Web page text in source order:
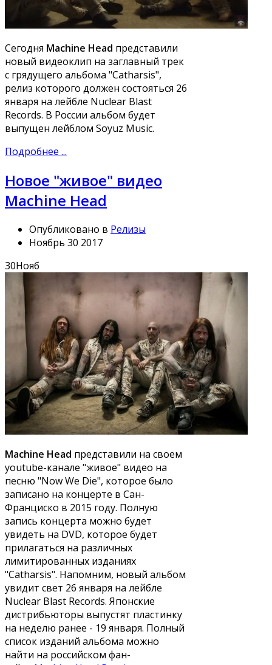
Сегодня Machine Head представили
новый видеоклип на заглавный трек
с грядущего альбома "Catharsis",
релиз которого должен состояться 26
января на лейбле Nuclear Blast
Records. В России альбом будет
выпущен лейблом Soyuz Music.
Подробнее ...
Новое "живое" видео
Machine Head
Опубликовано в Релизы
Ноябрь 30 2017
30Нояб
Machine Head представили на своем
youtube-канале "живое" видео на
песню "Now We Die", которое было
записано на концерте в Сан-
Франциско в 2015 году. Полную
запись концерта можно будет
увидеть на DVD, которое будет
прилагаться на различных
лимитированных изданиях
"Catharsis". Напомним, новый альбом
увидит свет 26 января на лейбле
Nuclear Blast Records. Японские
дистрибьюторы выпустят пластинку
на неделю ранее - 19 января. Полный
список изданий альбома можно
найти на российском фан-